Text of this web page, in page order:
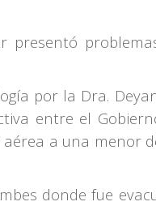
presentó
por la Dra.
entre el
a una menor
donde fue